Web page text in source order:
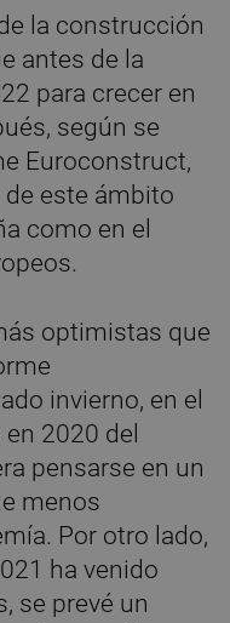
la construcción
antes de la
para crecer en
según se
Euroconstruct,
este ámbito
como en el
optimistas que
invierno, en el
2020 del
pensarse en un
menos
Por otro lado,
ha venido
se prevé un